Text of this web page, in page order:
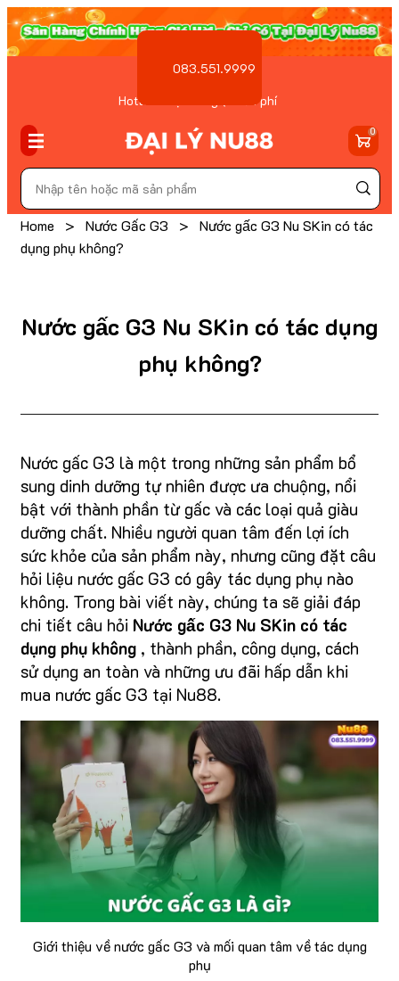
Hotline Đặt hàng ( Miễn phí
083.551.9999
0
Home > Nước Gấc G3 >
Nước gấc G3 Nu SKin có tác
dụng phụ không?
Nước gấc G3 Nu SKin có tác dụng
phụ không?
Nước gấc G3 là một trong những sản phẩm bổ
sung dinh dưỡng tự nhiên được ưa chuộng, nổi
bật với thành phần từ gấc và các loại quả giàu
dưỡng chất. Nhiều người quan tâm đến lợi ích
sức khỏe của sản phẩm này, nhưng cũng đặt câu
hỏi liệu nước gấc G3 có gây tác dụng phụ nào
không. Trong bài viết này, chúng ta sẽ giải đáp
chi tiết câu hỏi Nước gấc G3 Nu SKin có tác
dụng phụ không , thành phần, công dụng, cách
sử dụng an toàn và những ưu đãi hấp dẫn khi
mua nước gấc G3 tại Nu88.
Giới thiệu về nước gấc G3 và mối quan tâm về tác dụng
phụ